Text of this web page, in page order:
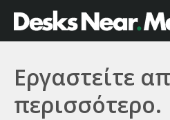
Εργαστείτε
περισσότερο.